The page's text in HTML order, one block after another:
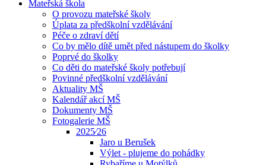
Mateřská škola
O provozu mateřské školy
Úplata za předškolní vzdělávání
Péče o zdraví dětí
Co by mělo dítě umět před nástupem do školky
Poprvé do školky
Co děti do mateřské školy potřebují
Povinné předškolní vzdělávání
Aktuality MŠ
Kalendář akcí MŠ
Dokumenty MŠ
Fotogalerie MŠ
2025⁄26
Jaro u Berušek
Výlet - plujeme do pohádky